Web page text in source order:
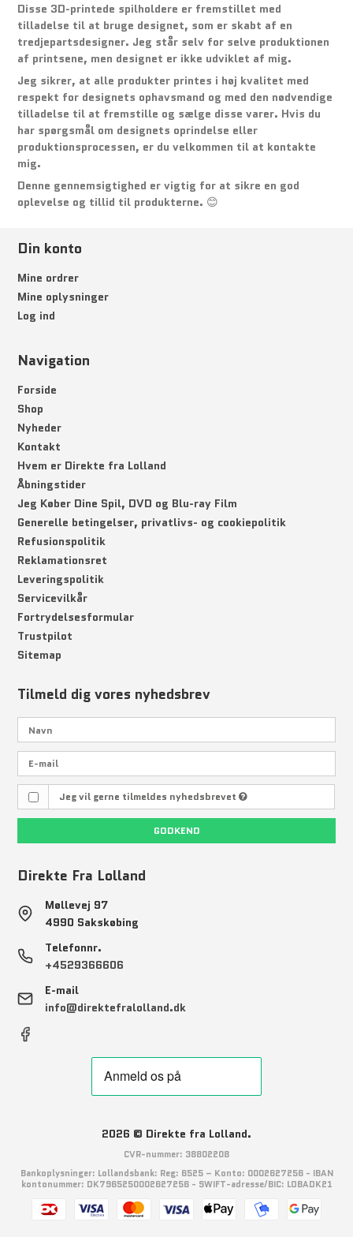
Disse 3D-printede spilholdere er fremstillet med
tilladelse til at bruge designet, som er skabt af en
tredjepartsdesigner. Jeg står selv for selve produktionen
af printsene, men designet er ikke udviklet af mig.
Jeg sikrer, at alle produkter printes i høj kvalitet med
respekt for designets ophavsmand og med den nødvendige
tilladelse til at fremstille og sælge disse varer. Hvis du
har spørgsmål om designets oprindelse eller
produktionsprocessen, er du velkommen til at kontakte
mig.
Denne gennemsigtighed er vigtig for at sikre en god
oplevelse og tillid til produkterne. 😊
Din konto
Mine ordrer
Mine oplysninger
Log ind
Navigation
Forside
Shop
Nyheder
Kontakt
Hvem er Direkte fra Lolland
Åbningstider
Jeg Køber Dine Spil, DVD og Blu-ray Film
Generelle betingelser, privatlivs- og cookiepolitik
Refusionspolitik
Reklamationsret
Leveringspolitik
Servicevilkår
Fortrydelsesformular
Trustpilot
Sitemap
Tilmeld dig vores nyhedsbrev
Jeg vil gerne tilmeldes nyhedsbrevet
GODKEND
Direkte Fra Lolland
Møllevej 97
4990 Sakskøbing
Telefonnr.
+4529366606
E-mail
info@direktefralolland.dk
2026 © Direkte fra Lolland.
CVR-nummer: 38802208
Bankoplysninger: Lollandsbank: Reg: 6525 – Konto: 0002627256 - IBAN
kontonummer: DK7965250002627256 - SWIFT-adresse/BIC: LOBADK21